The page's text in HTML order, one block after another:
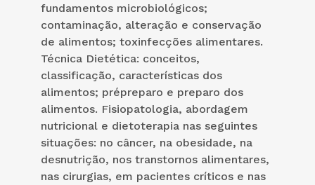
fundamentos microbiológicos;
contaminação, alteração e conservação
de alimentos; toxinfecções alimentares.
Técnica Dietética: conceitos,
classificação, características dos
alimentos; prépreparo e preparo dos
alimentos. Fisiopatologia, abordagem
nutricional e dietoterapia nas seguintes
situações: no câncer, na obesidade, na
desnutrição, nos transtornos alimentares,
nas cirurgias, em pacientes críticos e nas